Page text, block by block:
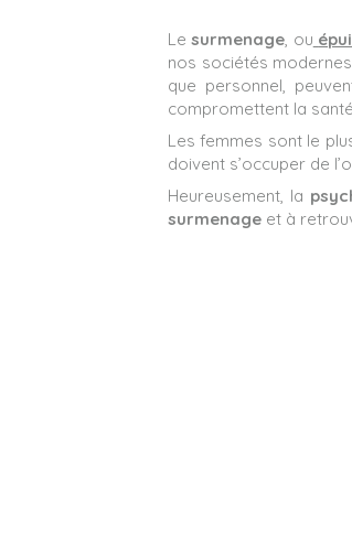
Lesurmenage , ou
nos sociétés
que personnel,
compromettent la
Les femmes sont le
doivent s’occuper de
Heureusement, la
surmenage et à